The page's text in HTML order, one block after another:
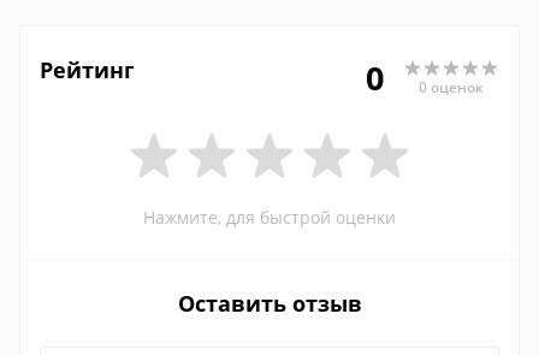
Рейтинг 0 0 оценок
Нажмите, для быстрой оценки
Оставить отзыв